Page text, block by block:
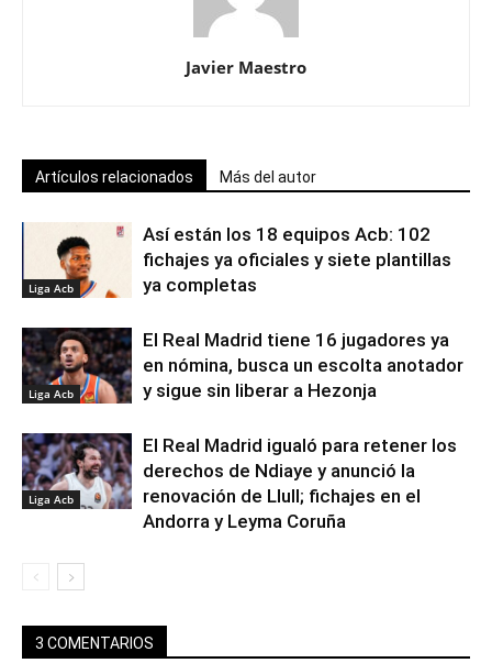
Javier Maestro
Artículos relacionados Más del autor
Liga Acb
Así están los 18 equipos Acb: 102
fichajes ya oficiales y siete plantillas
ya completas
Liga Acb
El Real Madrid tiene 16 jugadores ya
en nómina, busca un escolta anotador
y sigue sin liberar a Hezonja
Liga Acb
El Real Madrid igualó para retener los
derechos de Ndiaye y anunció la
renovación de Llull; fichajes en el
Andorra y Leyma Coruña
3 COMENTARIOS